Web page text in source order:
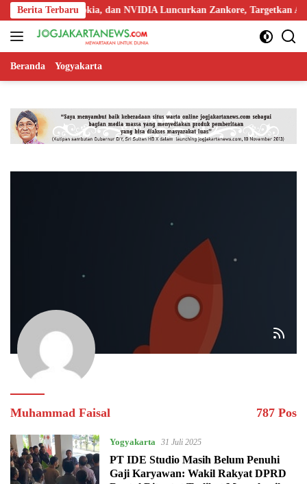
Langsung
ke
konten
Berita Terbaru
Ooredoo, Nokia, dan NVIDIA Luncurkan Zankore, Targetkan AI
Beranda Yogyakarta
Muhammad Faisal 787 Pos
Yogyakarta 31 Juli 2025
PT IDE Studio Masih Belum Penuhi
Gaji Karyawan: Wakil Rakyat DPRD